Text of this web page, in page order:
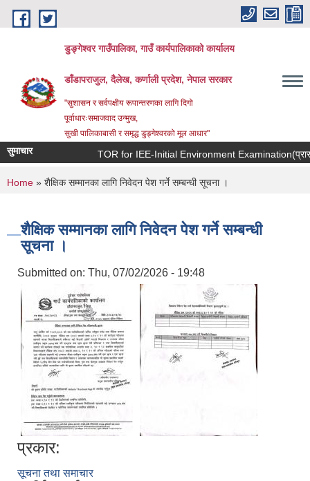
Skip to main content
डुङ्गेश्वर गाउँपालिका, गाउँ कार्यपालिकाको कार्यालय
डाँडापराजुल, दैलेख, कर्णाली प्रदेश, नेपाल सरकार
"सुशासन र सर्वपक्षीय रूपान्तरणका लागि दिगो
पूर्वाधारःसमाजवाद उन्मुख,
सुखी पालिकाबासी र समृद्ध डुङ्गेश्वरको मूल आधार"
सुमाचार TOR for IEE-Initial Environment Examination(प्रारम्भिक
You are here
Home » शैक्षिक सम्मानका लागि निवेदन पेश गर्ने सम्बन्धी सूचना ।
शैक्षिक सम्मानका लागि निवेदन पेश गर्ने सम्बन्धी
सूचना ।
Submitted on: Thu, 07/02/2026 - 19:48
प्रकार:
सूचना तथा समाचार